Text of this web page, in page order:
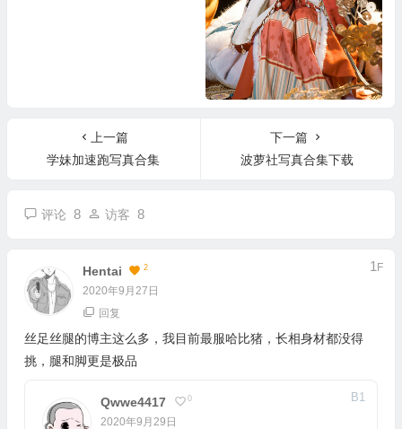
上一篇
学妹加速跑写真合集
下一篇
波萝社写真合集下载
评论 8 访客 8
Hentai 2
2020年9月27日
1 F
回复
丝足丝腿的博主这么多，我目前最服哈比猪，长相身材都没得
挑，腿和脚更是极品
Qwwe4417 0
2020年9月29日
B1